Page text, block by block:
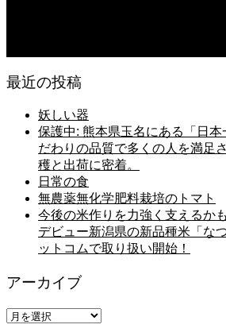
最近の投稿
妖しい器
保護中: 熊本県玉名にある「日本
だわりの品質で多くの人を満足
穫と出荷に密着。
日常の食
無農薬無化学肥料栽培のトマト
今後の米作りを力強く支えるか
デビュー新潟県の新品種米「な
ットコムで取り扱い開始！
アーカイブ
ア